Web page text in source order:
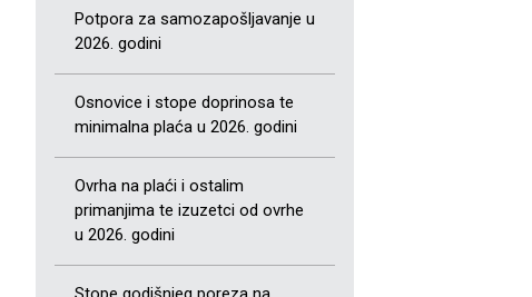
Potpora za samozapošljavanje u
2026. godini
Osnovice i stope doprinosa te
minimalna plaća u 2026. godini
Ovrha na plaći i ostalim
primanjima te izuzetci od ovrhe
u 2026. godini